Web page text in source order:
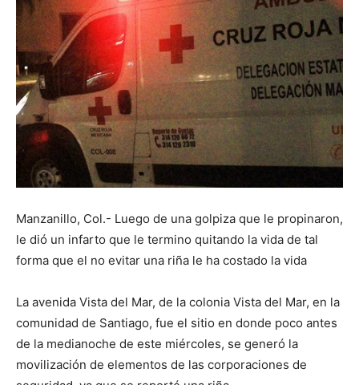
Manzanillo, Col.- Luego de una golpiza que le propinaron,
le dió un infarto que le termino quitando la vida de tal
forma que el no evitar una riña le ha costado la vida
La avenida Vista del Mar, de la colonia Vista del Mar, en la
comunidad de Santiago, fue el sitio en donde poco antes
de la medianoche de este miércoles, se generó la
movilización de elementos de las corporaciones de